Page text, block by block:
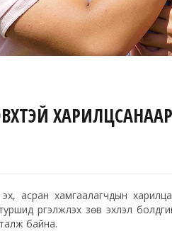
асран хамгаалагчдын
үргэлжлэх зөв эхлэл
байна.